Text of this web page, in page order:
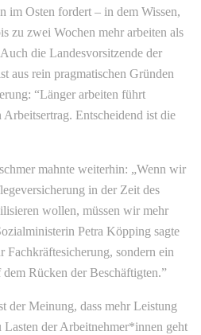
im Osten fordert – in dem Wissen,
zu zwei Wochen mehr arbeiten als
die Landesvorsitzende der
aus rein pragmatischen Gründen
“Länger arbeiten führt
Entscheidend ist die
mahnte weiterhin: „Wenn wir
in der Zeit des
wollen, müssen wir mehr
Petra Köpping sagte
Fachkräftesicherung, sondern ein
Rücken der Beschäftigten.”
der Meinung, dass mehr Leistung
der Arbeitnehmer*innen geht